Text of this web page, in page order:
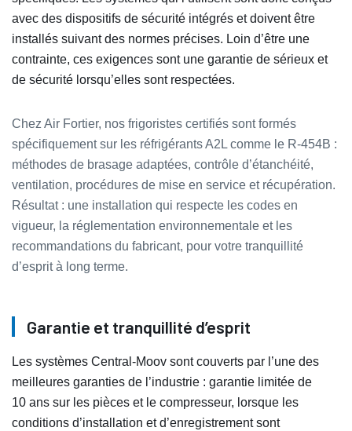
avec des dispositifs de sécurité intégrés et doivent être
installés suivant des normes précises. Loin d’être une
contrainte, ces exigences sont une garantie de sérieux et
de sécurité lorsqu’elles sont respectées.
Chez Air Fortier, nos frigoristes certifiés sont formés
spécifiquement sur les réfrigérants A2L comme le R‑454B :
méthodes de brasage adaptées, contrôle d’étanchéité,
ventilation, procédures de mise en service et récupération.
Résultat : une installation qui respecte les codes en
vigueur, la réglementation environnementale et les
recommandations du fabricant, pour votre tranquillité
d’esprit à long terme.
Garantie et tranquillité d’esprit
Les systèmes Central-Moov sont couverts par l’une des
meilleures garanties de l’industrie : garantie limitée de
10 ans sur les pièces et le compresseur, lorsque les
conditions d’installation et d’enregistrement sont